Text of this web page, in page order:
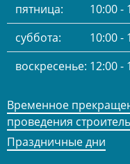
пятница:
10:00 -
суббота:
10:00 -
воскресенье: 12:00 -
Временное
проведения
Праздничные дни